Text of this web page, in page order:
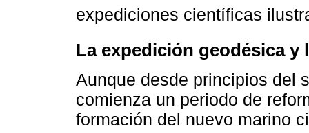
expediciones científicas
La expedición geodésica
Aunque desde principios del
comienza un periodo de
formación del nuevo marino